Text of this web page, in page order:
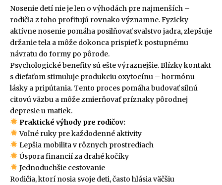
Nosenie detí nie je len o výhodách pre najmenších –
rodičia z toho profitujú rovnako významne. Fyzicky
aktívne nosenie pomáha posilňovať svalstvo jadra, zlepšuje
držanie tela a môže dokonca prispieť k postupnému
návratu do formy po pôrode.
Psychologické benefity sú ešte výraznejšie. Blízky kontakt
s dieťaťom stimuluje produkciu oxytocínu – hormónu
lásky a pripútania. Tento proces pomáha budovať silnú
citovú väzbu a môže zmierňovať príznaky pôrodnej
depresie u matiek.
Praktické výhody pre rodičov:
Voľné ruky pre každodenné aktivity
Lepšia mobilita v rôznych prostrediach
Úspora financií za drahé kočíky
Jednoduchšie cestovanie
Rodičia, ktorí nosia svoje deti, často hlásia väčšiu